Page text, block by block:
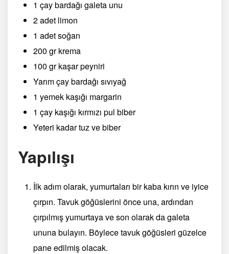
1 çay bardağı galeta unu
2 adet limon
1 adet soğan
200 gr krema
100 gr kaşar peyniri
Yarım çay bardağı sıvıyağ
1 yemek kaşığı margarin
1 çay kaşığı kırmızı pul biber
Yeteri kadar tuz ve biber
Yapılışı
İlk adım olarak, yumurtaları bir kaba kırın ve iyice
çırpın. Tavuk göğüslerini önce una, ardından
çırpılmış yumurtaya ve son olarak da galeta
ununa bulayın. Böylece tavuk göğüsleri güzelce
pane edilmiş olacak.